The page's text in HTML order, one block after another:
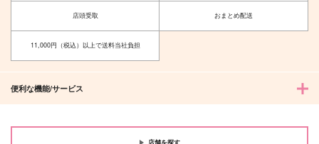
店頭受取 おまとめ配送
11,000円（税込）以上で送料当社負担
便利な機能/サービス